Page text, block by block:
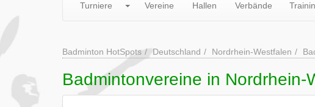
Turniere Vereine Hallen Verbände
Badminton HotSpots Deutschland Nordrhein-Westfalen
Badmintonvereine in Nordrhein-